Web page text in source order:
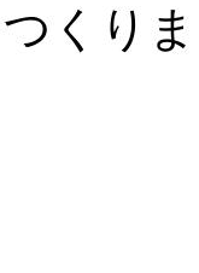
くり